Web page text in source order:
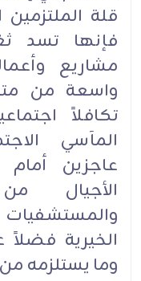
قلة
فإنها تسد
مشاريع
واسعة من
تكافلاً
المآسي
عاجزين أمام
الأجيال
الخيرية
وما يستلزمه